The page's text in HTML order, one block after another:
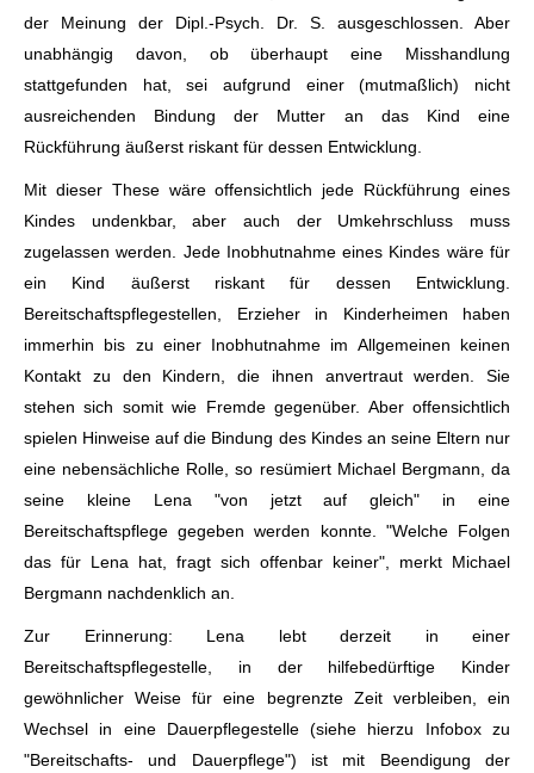
der Meinung der Dipl.-Psych. Dr. S. ausgeschlossen. Aber
unabhängig davon, ob überhaupt eine Misshandlung
stattgefunden hat, sei aufgrund einer (mutmaßlich) nicht
ausreichenden Bindung der Mutter an das Kind eine
Rückführung äußerst riskant für dessen Entwicklung.
Mit dieser These wäre offensichtlich jede Rückführung eines
Kindes undenkbar, aber auch der Umkehrschluss muss
zugelassen werden. Jede Inobhutnahme eines Kindes wäre für
ein Kind äußerst riskant für dessen Entwicklung.
Bereitschaftspflegestellen, Erzieher in Kinderheimen haben
immerhin bis zu einer Inobhutnahme im Allgemeinen keinen
Kontakt zu den Kindern, die ihnen anvertraut werden. Sie
stehen sich somit wie Fremde gegenüber. Aber offensichtlich
spielen Hinweise auf die Bindung des Kindes an seine Eltern nur
eine nebensächliche Rolle, so resümiert Michael Bergmann, da
seine kleine Lena "von jetzt auf gleich" in eine
Bereitschaftspflege gegeben werden konnte. "Welche Folgen
das für Lena hat, fragt sich offenbar keiner", merkt Michael
Bergmann nachdenklich an.
Zur Erinnerung: Lena lebt derzeit in einer
Bereitschaftspflegestelle, in der hilfebedürftige Kinder
gewöhnlicher Weise für eine begrenzte Zeit verbleiben, ein
Wechsel in eine Dauerpflegestelle (siehe hierzu Infobox zu
"Bereitschafts- und Dauerpflege") ist mit Beendigung der